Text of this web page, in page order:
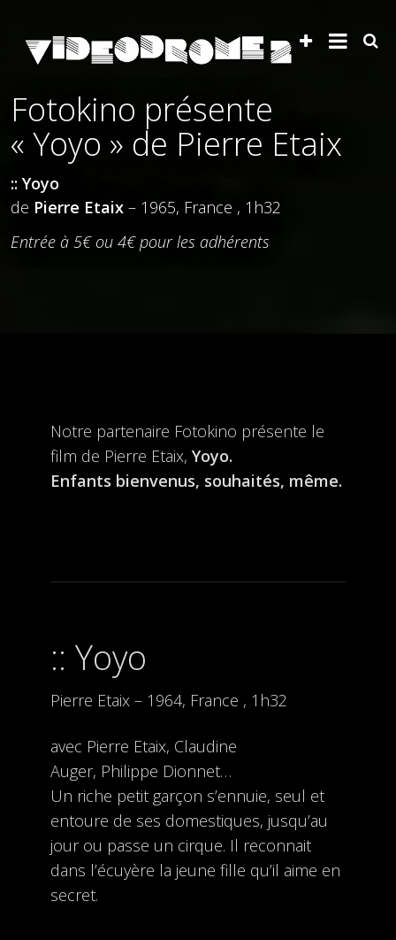
Fotokino présente
« Yoyo » de Pierre Etaix
:: Yoyo
de Pierre Etaix – 1965, France , 1h32
Entrée à 5€ ou 4€ pour les adhérents
Notre partenaire Fotokino présente le
film de Pierre Etaix, Yoyo.
Enfants bienvenus, souhaités, même.
Yoyo
Pierre Etaix – 1964, France , 1h32
avec Pierre Etaix, Claudine
Auger, Philippe Dionnet…
Un riche petit garçon s’ennuie, seul et
entoure de ses domestiques, jusqu’au
jour ou passe un cirque. Il reconnait
dans l’écuyère la jeune fille qu’il aime en
secret.